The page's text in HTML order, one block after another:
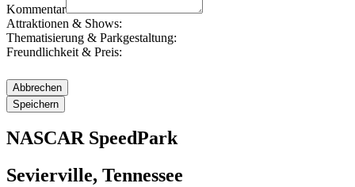
Kommentar
Attraktionen & Shows:
Thematisierung & Parkgestaltung:
Freundlichkeit & Preis:
NASCAR SpeedPark
Sevierville, Tennessee